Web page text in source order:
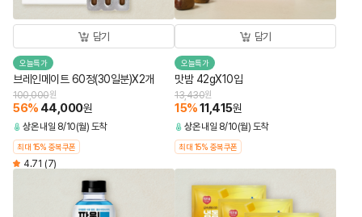
담기
오늘특가
브레인메이트 60정(30일분)X2개
100,000원
56% 44,000원
상온 내일 8/10(월) 도착
최대 15% 중복쿠폰
4.71 (7)
담기
오늘특가
맛밤 42gX10입
13,430원
15%11,415원
상온 내일 8/10(월) 도착
최대 15% 중복쿠폰